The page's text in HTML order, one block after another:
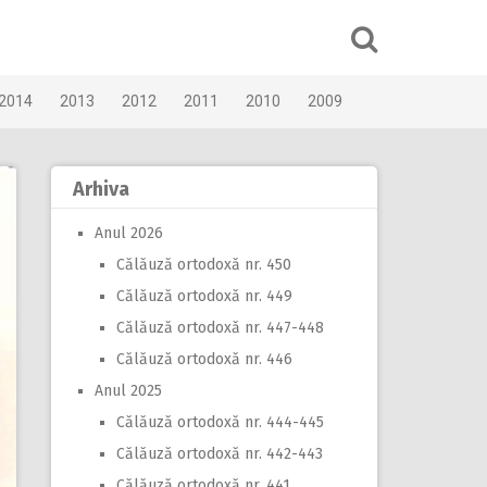
2013 2012 2011 2010 2009
Arhiva
Anul 2026
Călăuză ortodoxă nr. 450
Călăuză ortodoxă nr. 449
Călăuză ortodoxă nr. 447-448
Călăuză ortodoxă nr. 446
Anul 2025
Călăuză ortodoxă nr. 444-445
Călăuză ortodoxă nr. 442-443